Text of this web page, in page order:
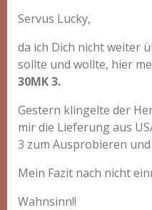
Servus Lucky,
da ich Dich nicht weiter
sollte und wollte, hier
30MK 3.
Gestern klingelte der
mir die Lieferung aus
3 zum Ausprobieren
Mein Fazit nach nicht
Wahnsinn!!